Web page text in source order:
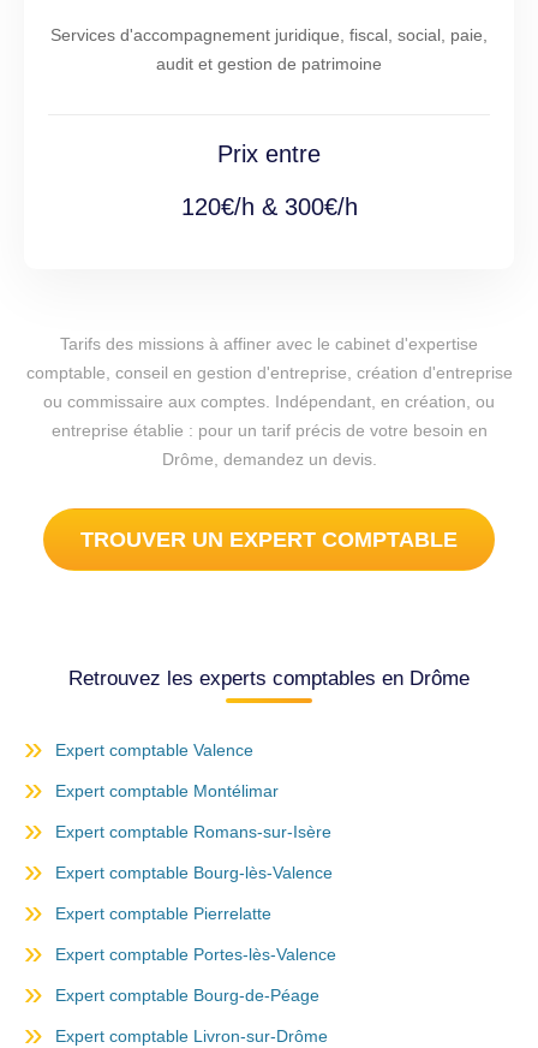
Services d'accompagnement juridique, fiscal, social, paie,
audit et gestion de patrimoine
Prix entre
120€/h & 300€/h
Tarifs des missions à affiner avec le cabinet d'expertise
comptable, conseil en gestion d'entreprise, création d'entreprise
ou commissaire aux comptes. Indépendant, en création, ou
entreprise établie : pour un tarif précis de votre besoin en
Drôme, demandez un devis.
TROUVER UN EXPERT COMPTABLE
Retrouvez les experts comptables en Drôme
Expert comptable Valence
Expert comptable Montélimar
Expert comptable Romans-sur-Isère
Expert comptable Bourg-lès-Valence
Expert comptable Pierrelatte
Expert comptable Portes-lès-Valence
Expert comptable Bourg-de-Péage
Expert comptable Livron-sur-Drôme